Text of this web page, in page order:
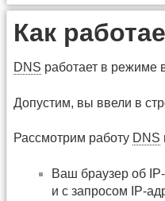
Как
DNS работает в режиме
Допустим, вы ввели в
Рассмотрим работу DNS
Ваш браузер об
и с запросом IP-